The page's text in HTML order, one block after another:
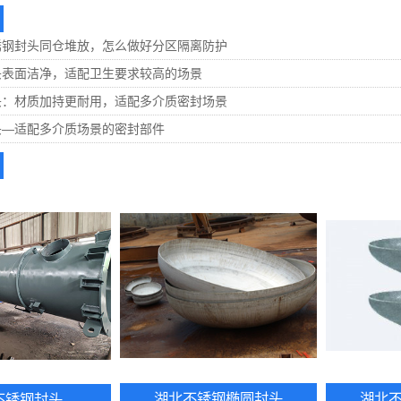
封头同仓堆放，怎么做好分区隔离防护
面洁净，适配卫生要求较高的场景
材质加持更耐用，适配多介质密封场景
适配多介质场景的密封部件